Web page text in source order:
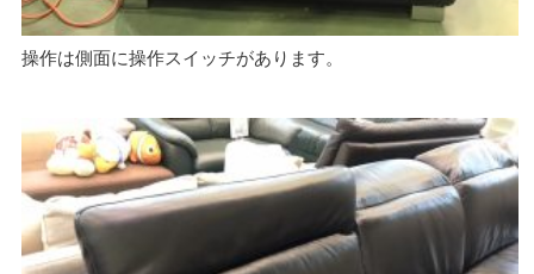
操作は側面に操作スイッチがあります。